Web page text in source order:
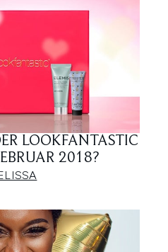
LOOKFANTASTIC
2018?